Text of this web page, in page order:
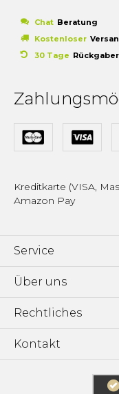
Chat Beratung
Kostenloser
30 Tage
Kreditkarte (VISA,
Amazon Pay
Service
Über uns
Rechtliches
Kontakt